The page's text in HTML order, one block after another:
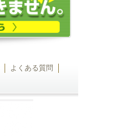
よくある質問